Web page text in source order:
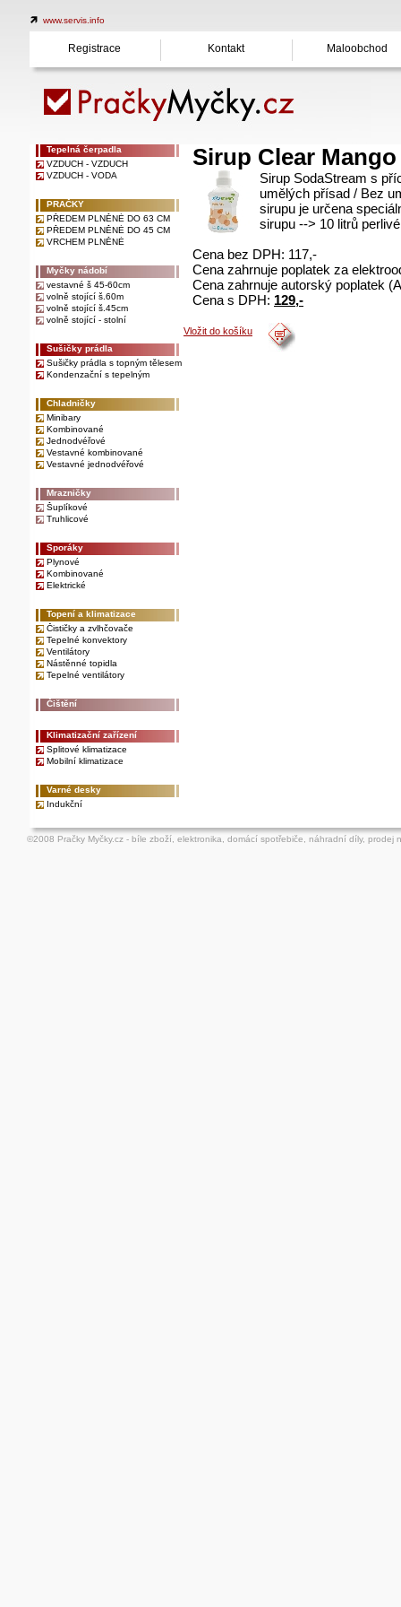
Sirup Clear
Sirup SodaStream s
umělých přísad / Bez
sirupu je určena
sirupu --> 10 litrů
Cena bez DPH: 117,-
Cena zahrnuje poplatek za
Cena zahrnuje autorský poplatek
Cena s DPH: 129,-
Vložit do košíku
Tepelná čerpadla
VZDUCH - VZDUCH
VZDUCH - VODA
PRAČKY
PŘEDEM PLNĚNÉ DO 63 CM
PŘEDEM PLNĚNÉ DO 45 CM
VRCHEM PLNĚNÉ
Myčky nádobí
vestavné š 45-60cm
volně stojící š.60m
volně stojící š.45cm
volně stojící - stolní
Sušičky prádla
Sušičky prádla s topným tělesem
Kondenzační s tepelným
Chladničky
Minibary
Kombinované
Jednodvéřové
Vestavné kombinované
Vestavné jednodvéřové
Mrazničky
Šuplíkové
Truhlicové
Sporáky
Plynové
Kombinované
Elektrické
Topení a klimatizace
Čističky a zvlhčovače
Tepelné konvektory
Ventilátory
Nástěnné topidla
Tepelné ventilátory
Čištění
Klimatizační zařízení
Splitové klimatizace
Mobilní klimatizace
Varné desky
Indukční
©2008 Pračky Myčky.cz - bíle zboží, elektronika, domácí spotřebiče, náhradní díly, prodej
www.servis.info
Registrace Kontakt Maloobchod